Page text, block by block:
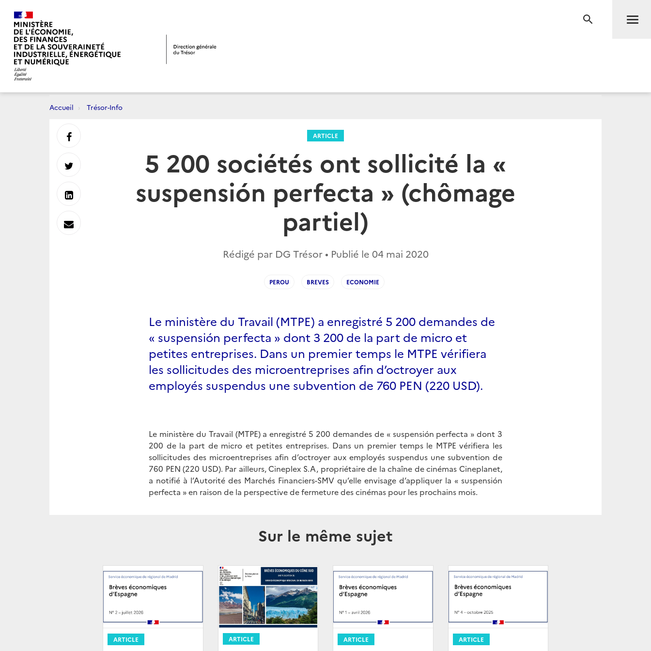
RECHERCHE
Accueil Trésor-Info
ARTICLE
5 200 sociétés ont sollicité la «
suspensión perfecta » (chômage
partiel)
Rédigé par DG Trésor • Publié le 04 mai 2020
PEROU BREVES ECONOMIE
Le ministère du Travail (MTPE) a enregistré 5 200 demandes de
« suspensión perfecta » dont 3 200 de la part de micro et
petites entreprises. Dans un premier temps le MTPE vérifiera
les sollicitudes des microentreprises afin d’octroyer aux
employés suspendus une subvention de 760 PEN (220 USD).
Le ministère du Travail (MTPE) a enregistré 5 200 demandes de « suspensión perfecta » dont 3
200 de la part de micro et petites entreprises. Dans un premier temps le MTPE vérifiera les
sollicitudes des microentreprises afin d’octroyer aux employés suspendus une subvention de
760 PEN (220 USD). Par ailleurs, Cineplex S.A, propriétaire de la chaîne de cinémas Cineplanet,
a notifié à l’Autorité des Marchés Financiers-SMV qu’elle envisage d’appliquer la « suspensión
perfecta » en raison de la perspective de fermeture des cinémas pour les prochains mois.
Sur le même sujet
ARTICLE ARTICLE ARTICLE ARTICLE
Partager
sur
Partager
sur
Partager
sur
Envoyer